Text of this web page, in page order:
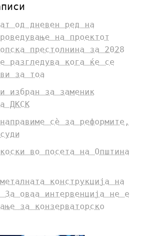
од дневен ред на
на проектот
престолнина за 2028
разгледува кога ќе се
за тоа
избран за заменик
ДКСК
сè за реформите,
во посета на Општина
конструкција на
За оваа интервенција не е
за конзерваторско